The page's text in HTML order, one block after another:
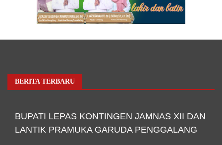
BERITA TERBARU
BUPATI LEPAS KONTINGEN JAMNAS XII DAN
LANTIK PRAMUKA GARUDA PENGGALANG